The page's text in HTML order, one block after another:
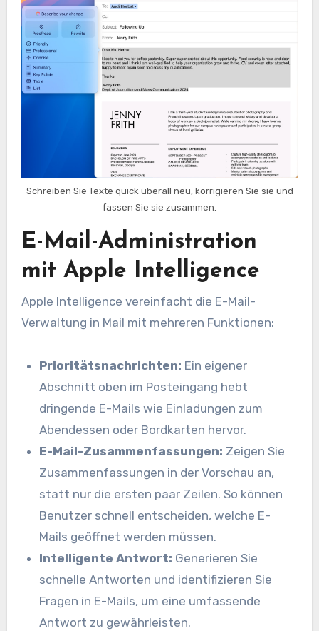
Schreiben Sie Texte quick überall neu, korrigieren Sie sie und
fassen Sie sie zusammen.
E-Mail-Administration
mit Apple Intelligence
Apple Intelligence vereinfacht die E-Mail-
Verwaltung in Mail mit mehreren Funktionen:
Prioritätsnachrichten: Ein eigener
Abschnitt oben im Posteingang hebt
dringende E-Mails wie Einladungen zum
Abendessen oder Bordkarten hervor.
E-Mail-Zusammenfassungen: Zeigen Sie
Zusammenfassungen in der Vorschau an,
statt nur die ersten paar Zeilen. So können
Benutzer schnell entscheiden, welche E-
Mails geöffnet werden müssen.
Intelligente Antwort: Generieren Sie
schnelle Antworten und identifizieren Sie
Fragen in E-Mails, um eine umfassende
Antwort zu gewährleisten.